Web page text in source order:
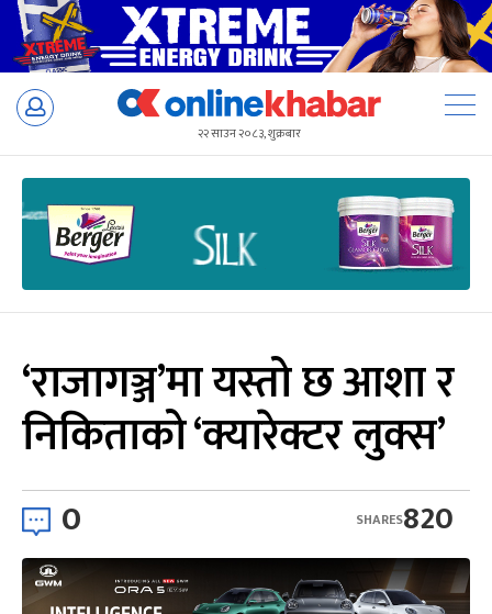
Skip
२२ साउन २०८३, शुक्रबार
‘राजागञ्ज’मा यस्तो छ आशा र
निकिताको ‘क्यारेक्टर लुक्स’
0 820
SHARES